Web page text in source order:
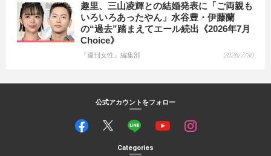
趣里、三山凌輝との結婚発表に「ご両親も
いろいろあったやん」水谷豊・伊藤蘭
の“過去”踏まえてエール続出《2026年7月
Choice》
『週刊女性』編集部 2026/7/30
公式アカウントをフォロー
Categories